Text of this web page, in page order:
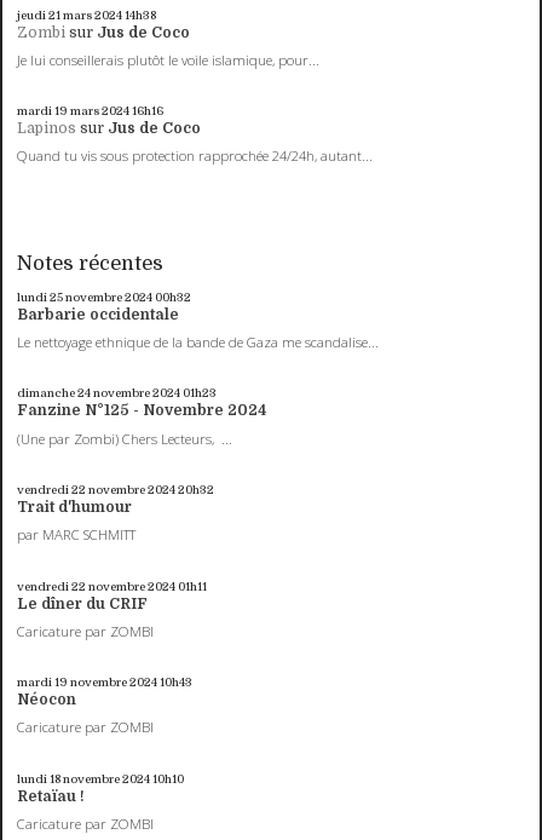
jeudi 21 mars 202414h38
Zombi sur Jus de Coco
Je lui conseillerais plutôt le voile islamique, pour...
mardi 19 mars 202416h16
Lapinos sur Jus de Coco
Quand tu vis sous protection rapprochée 24/24h, autant...
Notes récentes
lundi 25novembre 2024 00h32
Barbarie occidentale
Le nettoyage ethnique de la bande de Gaza me scandalise...
dimanche 24novembre 2024 01h23
Fanzine N°125 - Novembre 2024
(Une par Zombi) Chers Lecteurs, ...
vendredi 22 novembre 202420h32
Trait d'humour
par MARC SCHMITT
vendredi 22 novembre 2024 01h11
Le dîner du CRIF
Caricature par ZOMBI
mardi 19 novembre 202410h43
Néocon
Caricature par ZOMBI
lundi 18novembre 202410h10
Retaïau !
Caricature par ZOMBI